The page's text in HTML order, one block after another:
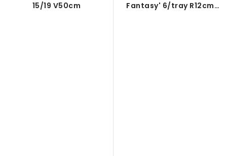
15/19 V50cm
Fantasy' 6/tray R12cm